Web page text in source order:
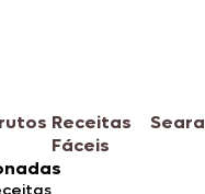
Receitas
Fáceis
Seara